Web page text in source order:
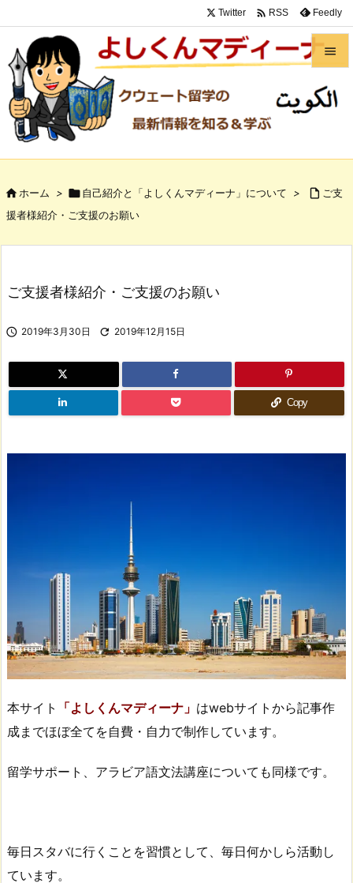


メニュ


Twitter  RSS Feedly
ホーム > 自己紹介と「よしくんマディーナ」について >  ご支
援者様紹介・ご支援のお願い
ご支援者様紹介・ご支援のお願い
 2019年3月30日  2019年12月15日
Copy
本サイト 「よしくんマディーナ」 はwebサイトから記事作
成までほぼ全てを自費・自力で制作しています。
留学サポート、アラビア語文法講座についても同様です。
毎日スタバに行くことを習慣として、毎日何かしら活動し
ています。